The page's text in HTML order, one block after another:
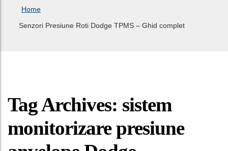
Home
Senzori Presiune Roti Dodge TPMS – Ghid complet
Tag Archives: sistem
monitorizare presiune